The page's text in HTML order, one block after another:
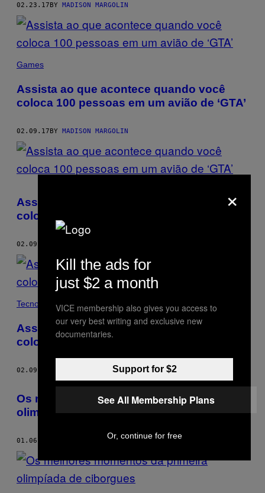
02.23.17BY MADISON MARGOLIN
Games
Assista ao que acontece quando você
coloca 100 pessoas em um avião de ‘GTA’
02.09.17BY MADISON MARGOLIN
Assista ao que acontece quando você
coloca 100 pessoas em um avião de ‘GTA’
02.09.17
Tecnología
Assista ao que acontece quando você
coloca 100 pessoas em um avião de ‘GTA’
02.09.17 MADISON MARGOLIN
​Os melhores momentos da primeira
olimpíada de ciborgues
01.06.17 MADISON MARGOLIN
×
Kill the ads for
just $2 a month
VICE membership also gives you access to
our very best writing and exclusive new
documentaries.
Support for $2
See All Membership Plans
Or, continue for free